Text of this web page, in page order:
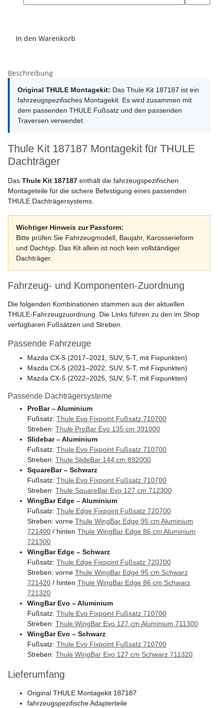
In den Warenkorb
Beschreibung
Original THULE Montagekit: Das Thule Kit 187187 ist ein
fahrzeugspezifisches Montagekit. Es wird zusammen mit
dem passenden THULE Fußsatz und den passenden
Traversen verwendet.
Thule Kit 187187 Montagekit für THULE
Dachträger
Das Thule Kit 187187 enthält die fahrzeugspezifischen
Montageteile für die sichere Befestigung eines passenden
THULE Dachträgersystems.
Wichtiger Hinweis zur Passform:
Bitte prüfen Sie Fahrzeugmodell, Baujahr, Karosserieform
und Dachtyp. Das Kit allein ist noch kein vollständiger
Dachträger.
Fahrzeug- und Komponenten-Zuordnung
Die folgenden Kombinationen stammen aus der aktuellen
THULE-Fahrzeugzuordnung. Die Links führen zu den im Shop
verfügbaren Fußsätzen und Streben.
Passende Fahrzeuge
Mazda CX-5 (2017–2021, SUV, 5-T, mit Fixpunkten)
Mazda CX-5 (2021–2022, SUV, 5-T, mit Fixpunkten)
Mazda CX-5 (2022–2025, SUV, 5-T, mit Fixpunkten)
Passende Dachträgersysteme
ProBar – Aluminium
Fußsatz: Thule Evo Fixpoint Fußsatz 710700
Streben: Thule ProBar Evo 135 cm 391000
Slidebar – Aluminium
Fußsatz: Thule Evo Fixpoint Fußsatz 710700
Streben: Thule SlideBar 144 cm 892000
SquareBar – Schwarz
Fußsatz: Thule Evo Fixpoint Fußsatz 710700
Streben: Thule SquareBar Evo 127 cm 712300
WingBar Edge – Aluminium
Fußsatz: Thule Edge Fixpoint Fußsatz 720700
Streben: vorne Thule WingBar Edge 95 cm Aluminium
721400 / hinten Thule WingBar Edge 86 cm Aluminium
721300
WingBar Edge – Schwarz
Fußsatz: Thule Edge Fixpoint Fußsatz 720700
Streben: vorne Thule WingBar Edge 95 cm Schwarz
721420 / hinten Thule WingBar Edge 86 cm Schwarz
721320
WingBar Evo – Aluminium
Fußsatz: Thule Evo Fixpoint Fußsatz 710700
Streben: Thule WingBar Evo 127 cm Aluminium 711300
WingBar Evo – Schwarz
Fußsatz: Thule Evo Fixpoint Fußsatz 710700
Streben: Thule WingBar Evo 127 cm Schwarz 711320
Lieferumfang
Original THULE Montagekit 187187
fahrzeugspezifische Adapterteile